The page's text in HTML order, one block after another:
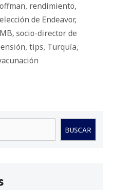
, rendimiento,
de Endeavor,
, socio-director de
, tips, Turquía,
BUSCAR